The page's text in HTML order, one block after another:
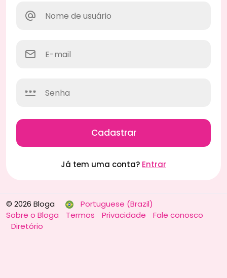
Cadastrar
Já tem uma conta? Entrar
© 2026 Bloga
Portuguese (Brazil)
Sobre o Bloga
Termos Privacidade
Fale conosco
Diretório